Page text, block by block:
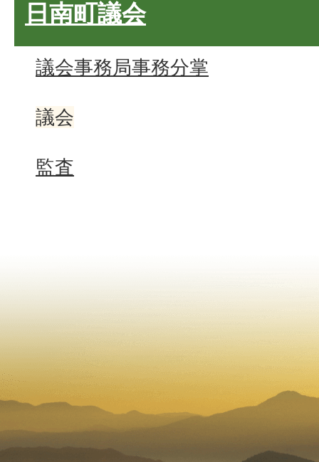
日南町議会
議会事務局事務分掌
議会
監査